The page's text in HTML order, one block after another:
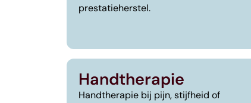
prestatieherstel.
Handtherapie
Handtherapie bij pijn, stijfheid of